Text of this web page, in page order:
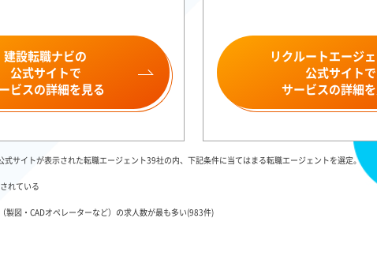
建設転職ナビの
公式サイトで
ビスの詳細を見る
リクルートエージ
公式サイトで
サービスの詳細
イトが表示された転職エージェント39社の内、下記条件に当てはまる転職エージェントを選定。
れている
図・CADオペレーターなど）の求人数が最も多い(983件)